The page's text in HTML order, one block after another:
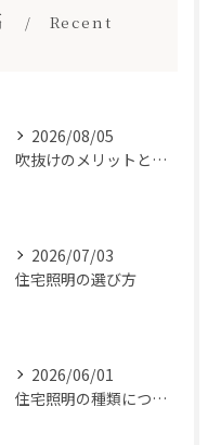
Recent
2026/08/05
吹抜けのメリットとは？
2026/07/03
住宅照明の選び方
2026/06/01
住宅照明の種類について